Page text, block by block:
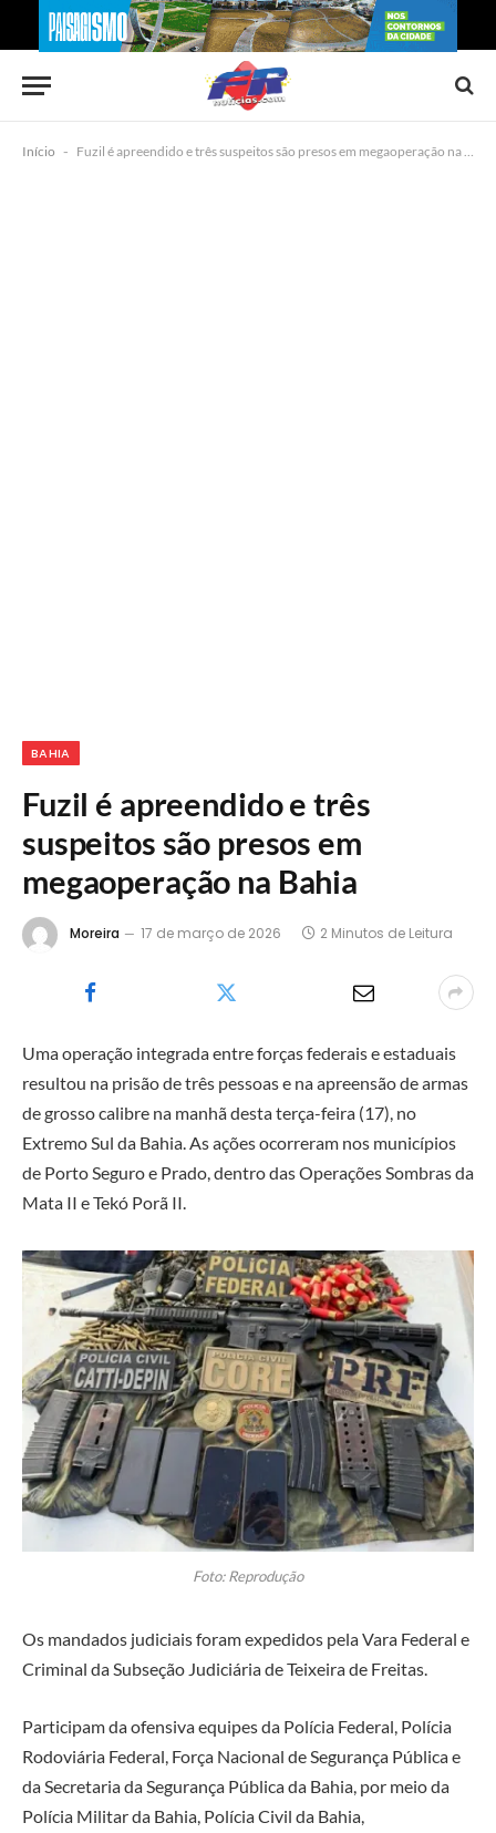
Início - Fuzil é apreendido e três suspeitos são presos em megaoperação na Bahia
BAHIA
Fuzil é apreendido e três
suspeitos são presos em
megaoperação na Bahia
Moreira 17 de março de 2026 2 Minutos de Leitura
Uma operação integrada entre forças federais e estaduais
resultou na prisão de três pessoas e na apreensão de armas
de grosso calibre na manhã desta terça-feira (17), no
Extremo Sul da Bahia. As ações ocorreram nos municípios
de Porto Seguro e Prado, dentro das Operações Sombras da
Mata II e Tekó Porã II.
Foto: Reprodução
Os mandados judiciais foram expedidos pela Vara Federal e
Criminal da Subseção Judiciária de Teixeira de Freitas.
Participam da ofensiva equipes da Polícia Federal, Polícia
Rodoviária Federal, Força Nacional de Segurança Pública e
da Secretaria da Segurança Pública da Bahia, por meio da
Polícia Militar da Bahia, Polícia Civil da Bahia,